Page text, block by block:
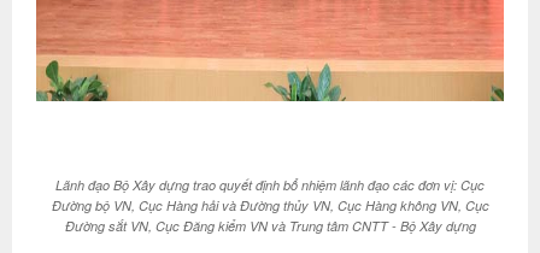
Lãnh đạo Bộ Xây dựng trao quyết định bổ nhiệm lãnh đạo các đơn vị: Cục
Đường bộ VN, Cục Hàng hải và Đường thủy VN, Cục Hàng không VN, Cục
Đường sắt VN, Cục Đăng kiểm VN và Trung tâm CNTT - Bộ Xây dựng